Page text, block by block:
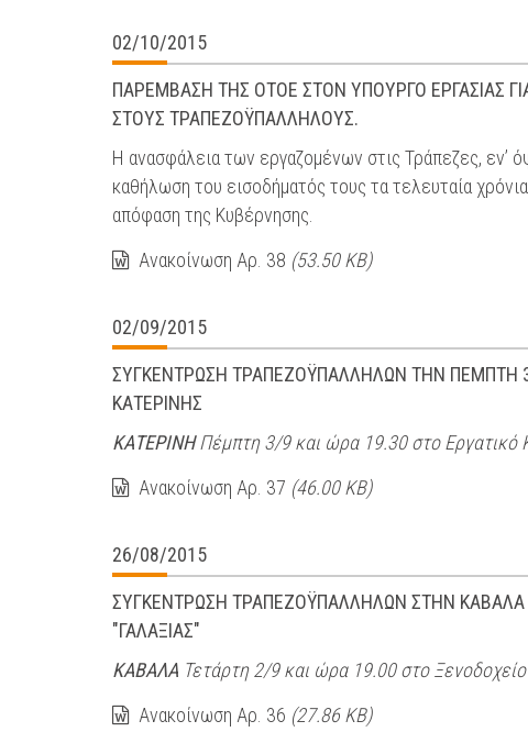
02/10/2015
ΠΑΡΕΜΒΑΣΗ ΤΗΣ ΟΤΟΕ ΣΤΟΝ ΥΠΟΥΡΓΟ ΕΡΓΑΣΙΑΣ
ΣΤΟΥΣ ΤΡΑΠΕΖΟΫΠΑΛΛΗΛΟΥΣ.
Η ανασφάλεια των εργαζομένων στις Τράπεζες, εν’
καθήλωση του εισοδήματός τους τα τελευταία
απόφαση της Κυβέρνησης.
Ανακοίνωση Αρ. 38 (53.50 KB)
02/09/2015
ΣΥΓΚΕΝΤΡΩΣΗ ΤΡΑΠΕΖΟΫΠΑΛΛΗΛΩΝ ΤΗΝ ΠΕΜΠΤΗ
ΚΑΤΕΡΙΝΗΣ
ΚΑΤΕΡΙΝΗΠέμπτη 3/9 και ώρα 19.30 στο Εργατικό
Ανακοίνωση Αρ. 37 (46.00 KB)
26/08/2015
ΣΥΓΚΕΝΤΡΩΣΗ ΤΡΑΠΕΖΟΫΠΑΛΛΗΛΩΝ ΣΤΗΝ
"ΓΑΛΑΞΙΑΣ"
ΚΑΒΑΛΑ Τετάρτη 2/9 και ώρα 19.00 στο
Ανακοίνωση Αρ. 36 (27.86 KB)